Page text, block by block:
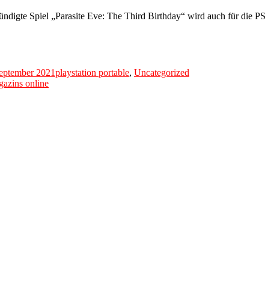
Spiel „Parasite Eve: The Third Birthday“ wird auch für die
2021playstation portable, Uncategorized
online